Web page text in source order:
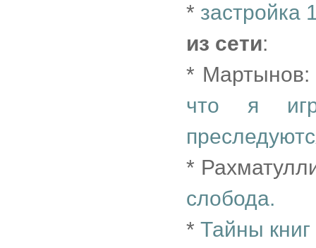
* застройка
из сети:
*
что я
*
слобода.
* Тайны книг